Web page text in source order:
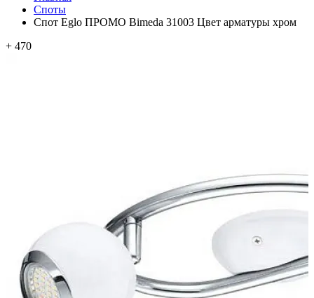
Споты
Спот Eglo ПРОМО Bimeda 31003 Цвет арматуры хром
+ 470